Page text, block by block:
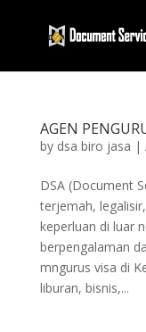
AGEN
by dsa biro jasa |
DSA (Document
terjemah,
keperluan di luar
berpengalaman
mngurus visa di
liburan, bisnis,...